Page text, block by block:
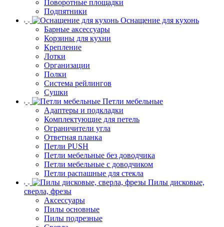
Поворотные площадки
Подпятники
Оснащение для кухонь
Барные аксессуары
Корзины для кухни
Крепление
Лотки
Организации
Полки
Система рейлингов
Сушки
Петли мебельные
Адаптеры и подкладки
Комплектующие для петель
Ограничители угла
Ответная планка
Петли PUSH
Петли мебельные без доводчика
Петли мебельные с доводчиком
Петли распашные для стекла
Пилы дисковые,
сверла, фрезы
Аксессуары
Пилы основные
Пилы подрезные